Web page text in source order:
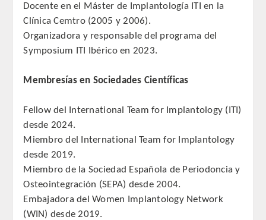
Número de Medalla
CORRESPONDIENTES
HISTÓRICO DE ACADÉMICOS
Número
Docente en el Máster de Implantología ITI en la
Clínica Cemtro (2005 y 2006).
Organizadora y responsable del programa del
Symposium ITI Ibérico en 2023.
Membresías en Sociedades Científicas
Fellow del International Team for Implantology (ITI)
desde 2024.
Miembro del International Team for Implantology
desde 2019.
Miembro de la Sociedad Española de Periodoncia y
Osteointegración (SEPA) desde 2004.
Embajadora del Women Implantology Network
(WIN) desde 2019.